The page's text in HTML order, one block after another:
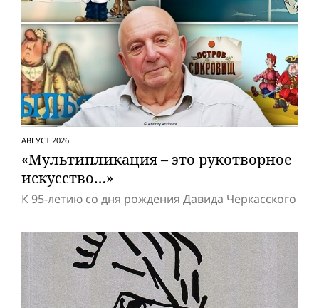
АВГУСТ 2026
«Мультипликация – это рукотворное
искусство…»
К 95-летию со дня рождения Давида Черкасского